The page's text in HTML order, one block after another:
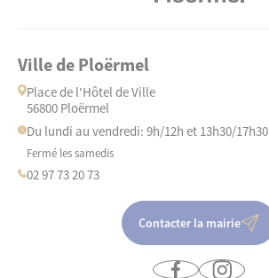
Ville de Ploërmel
Place de l'Hôtel de Ville
56800 Ploërmel
Du lundi au vendredi: 9h/12h et 13h30/17h30
Fermé les samedis
02 97 73 20 73
Contacter la mairie